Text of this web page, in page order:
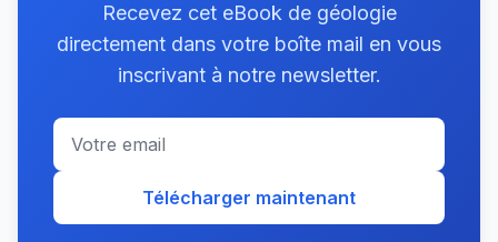
Recevez cet eBook de géologie
directement dans votre boîte mail en vous
inscrivant à notre newsletter.
Télécharger maintenant